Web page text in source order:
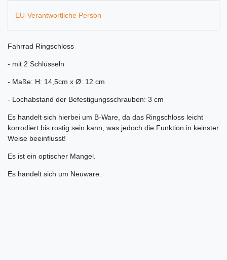
EU-Verantwortliche Person
Fahrrad Ringschloss
- mit 2 Schlüsseln
- Maße: H: 14,5cm x Ø: 12 cm
- Lochabstand der Befestigungsschrauben: 3 cm
Es handelt sich hierbei um B-Ware, da das Ringschloss leicht
korrodiert bis rostig sein kann, was jedoch die Funktion in keinster
Weise beeinflusst!
Es ist ein optischer Mangel.
Es handelt sich um Neuware.